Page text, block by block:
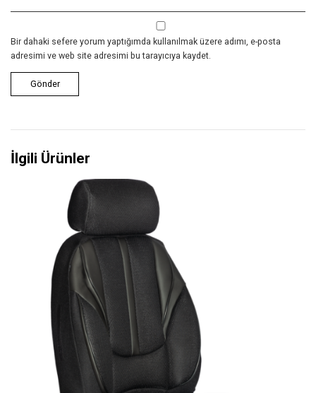
Bir dahaki sefere yorum yaptığımda kullanılmak üzere adımı, e-posta
adresimi ve web site adresimi bu tarayıcıya kaydet.
İlgili Ürünler